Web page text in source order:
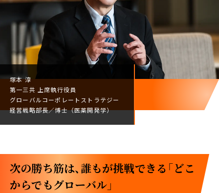
塚本 淳
第一三共 上席執行役員
グローバルコーポレート ストラテジー
経営戦略部長／博士（医薬開発学）
次の勝ち筋は、誰もが挑戦できる「どこ
からでもグローバル」